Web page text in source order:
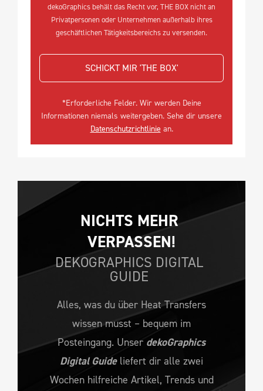
dekoGraphics behält das Recht vor, THE BOX nicht an
Privatpersonen oder Unternehmen außerhalb ihres
geschäftlichen Tätigkeitsbereichs zu versenden.
SCHICKT MIR 'THE BOX'
*Erforderliche Felder. Wir werden Deine
Informationen niemals weitergeben. Sehe dir unsere
Datenschutzrichtlinie an.
NICHTS MEHR
VERPASSEN!
DEKOGRAPHICS DIGITAL
GUIDE
Alles, was du über Heat Transfers
wissen musst – bequem im
Posteingang. Unser dekoGraphics
Digital Guideliefert dir alle zwei
Wochen hilfreiche Artikel, Trends und